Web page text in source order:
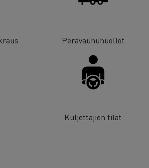
Perävaunuhuollot
Kuljettajien tilat